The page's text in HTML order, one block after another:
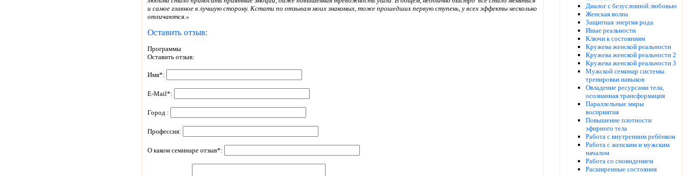
и самое главное в лучшую сторону. Кстати по отзывам моих знакомых, тоже прошедших первую ступень, у всех эффекты несколько
отличаются.»
Оставить отзыв:
Программы
Оставить отзыв:
Имя*:
E-Mail*:
Город :
Профессия:
О каком семинаре отзыв*:
Диалог с безусловной любовью
Женская волна
Защитная энергия рода
Иные реальности
Ключи к состояниям
Кружева женской реальности
Кружева женской реальности 2
Кружева женской реальности 3
Мужской семинар системы
тренировки навыков
Овладение ресурсами тела,
осознанная трансформация
Параллельные миры
восприятия
Повышение плотности
эфирного тела
Работа с внутренним ребёнком
Работа с женским и мужским
началом
Работа со сновидением
Расширенные состояния